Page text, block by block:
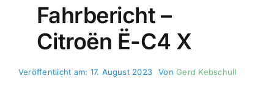
Fahrbericht –
Citroën Ë-C4 X
Veröffentlicht am: 17. August 2023 VonGerd Kebschull